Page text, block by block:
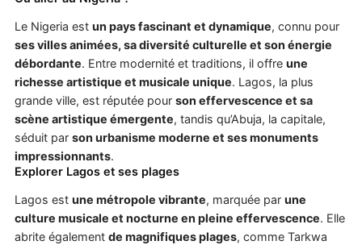
Le Nigeria est un pays fascinant et dynamique, connu pour
ses villes animées, sa diversité culturelle et son énergie
débordante. Entre modernité et traditions, il offre une
richesse artistique et musicale unique. Lagos, la plus
grande ville, est réputée pour son effervescence et sa
scène artistique émergente, tandis qu’Abuja, la capitale,
séduit par son urbanisme moderne et ses monuments
impressionnants.
Explorer Lagos et ses plages
Lagos est une métropole vibrante, marquée par une
culture musicale et nocturne en pleine effervescence. Elle
abrite également de magnifiques plages, comme Tarkwa